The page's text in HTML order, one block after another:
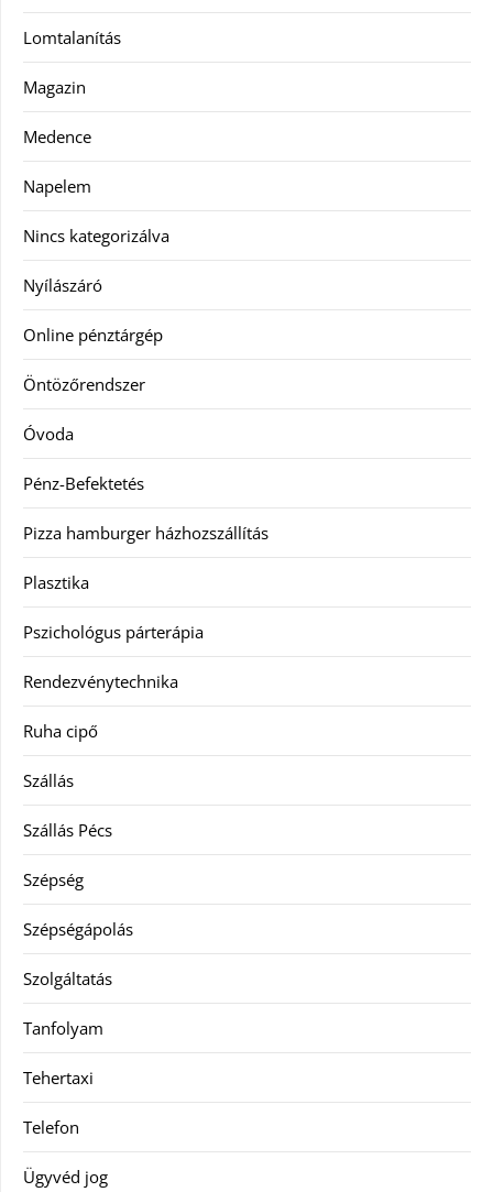
Lomtalanítás
Magazin
Medence
Napelem
Nincs kategorizálva
Nyílászáró
Online pénztárgép
Öntözőrendszer
Óvoda
Pénz-Befektetés
Pizza hamburger házhozszállítás
Plasztika
Pszichológus párterápia
Rendezvénytechnika
Ruha cipő
Szállás
Szállás Pécs
Szépség
Szépségápolás
Szolgáltatás
Tanfolyam
Tehertaxi
Telefon
Ügyvéd jog